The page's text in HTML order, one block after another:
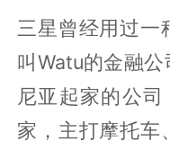
三星曾经用过一
叫Watu的金融
尼亚起家的公
家，主打摩托车